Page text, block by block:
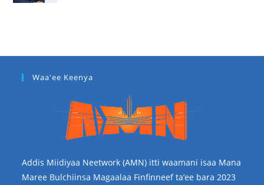
Waa'ee Keenya
Addis Miidiyaa Neetwork (AMN) itti waamani isaa Mana
Maree Bulchiinsa Magaalaa Finfinneef ta’ee bara 2023